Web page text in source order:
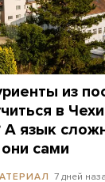
из
в
А язык
сами
7 дней